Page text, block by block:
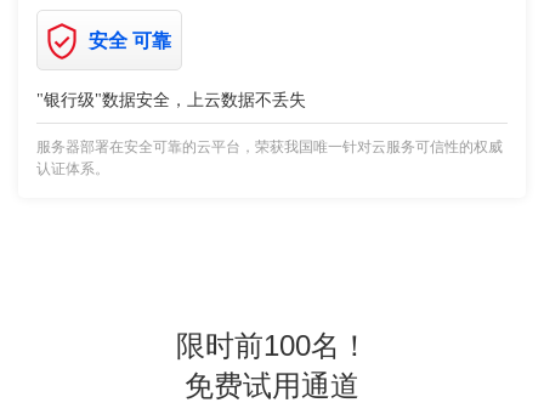
安全 可靠
"银行级"数据安全，上云数据不丢失
服务器部署在安全可靠的云平台，荣获我国唯一针对云服务可信性的权威
认证体系。
限时前100名！
免费试用通道